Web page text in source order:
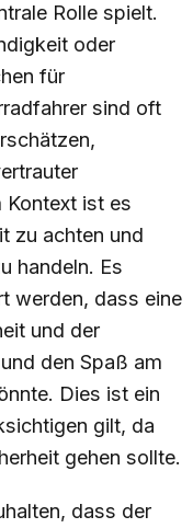
Rolle spielt.
oder
für
sind oft
Kontext ist es
zu achten und
handeln. Es
werden, dass eine
und der
den Spaß am
Dies ist ein
gilt, da
gehen sollte.
dass der